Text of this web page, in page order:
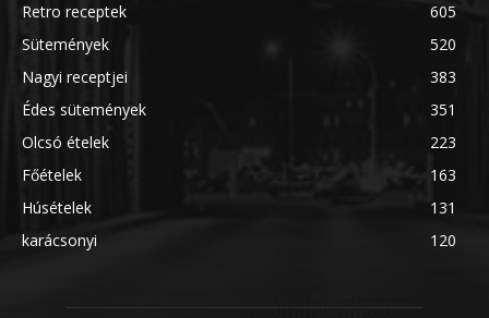
Retro receptek
605
Sütemények
520
Nagyi receptjei
383
Édes sütemények
351
Olcsó ételek
223
Főételek
163
Húsételek
131
karácsonyi
120